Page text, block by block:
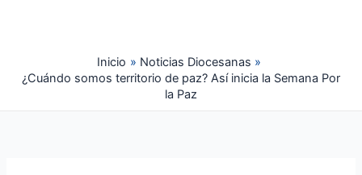
Inicio
Noticias Diocesanas
¿Cuándo somos territorio de paz? Así inicia la Semana Por
la Paz